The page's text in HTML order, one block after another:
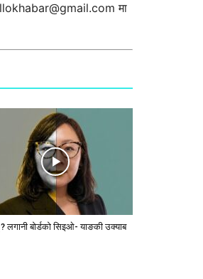
मा
लगानी बोर्डको सिइओ- याङकी उक्याब